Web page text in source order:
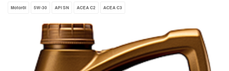
Motoröl 5W-30 API SN ACEA C2 ACEA C3